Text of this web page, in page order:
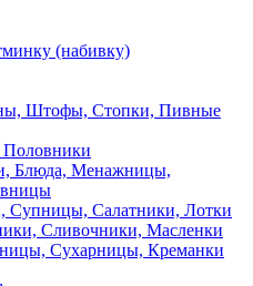
(набивку)
Штофы, Стопки, Пивные
Блюда, Менажницы,
Супницы, Салатники, Лотки
Сливочники, Масленки
Сухарницы, Креманки